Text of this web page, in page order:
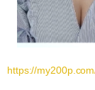
https://